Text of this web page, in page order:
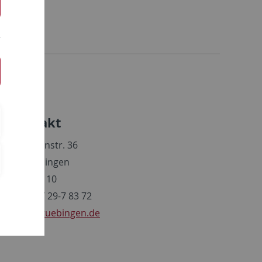
Kontakt
36
72074 Tübingen
Raum 110
07071/ 29-7 83 72
@ifp.uni-tuebingen.de